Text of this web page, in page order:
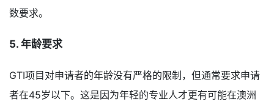
数要求。
5. 年龄要求
GTI项目对申请者的年龄没有严格的限制，但通常要求申请
者在45岁以下。这是因为年轻的专业人才更有可能在澳洲